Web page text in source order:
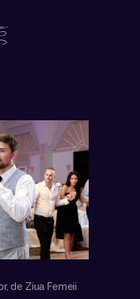
& BAND
TAU SPECIAL
de Ziua Femeii